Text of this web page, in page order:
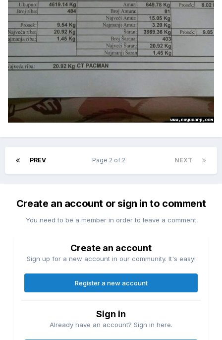
PREV NEXT
Page 2 of 2
Create an account or sign in to comment
You need to be a member in order to leave a comment
Create an account
Sign up for a new account in our community. It's easy!
Register a new account
Sign in
Already have an account? Sign in here.